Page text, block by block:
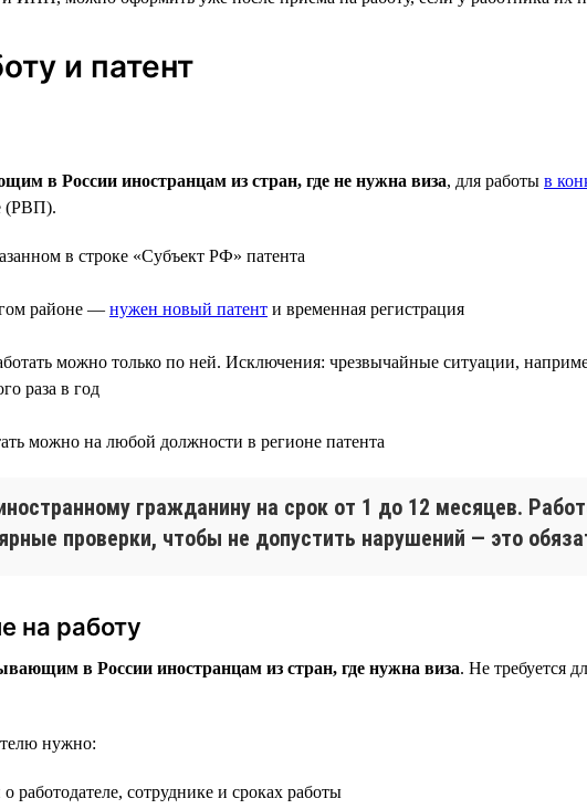
и патент
в России иностранцам из стран, где не нужна виза, для работы в
(РВП).
в строке «Субъект РФ» патента
районе — нужен новый патент и временная регистрация
можно только по ней. Исключения: чрезвычайные ситуации,
раза в год
можно на любой должности в регионе патента
гражданину на срок от 1 до 12 месяцев.
проверки, чтобы не допустить нарушений — это
на работу
в России иностранцам из стран, где нужна виза. Не требуется
нужно:
сотруднике и сроках работы